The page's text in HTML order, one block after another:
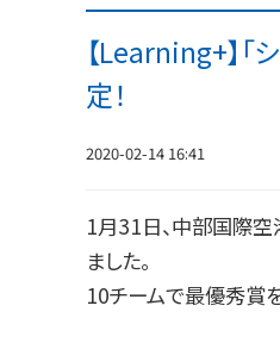
【Learning+】
定！
2020-02-14 16:41
1月31日、中部国際
ました。
10チームで最優秀賞